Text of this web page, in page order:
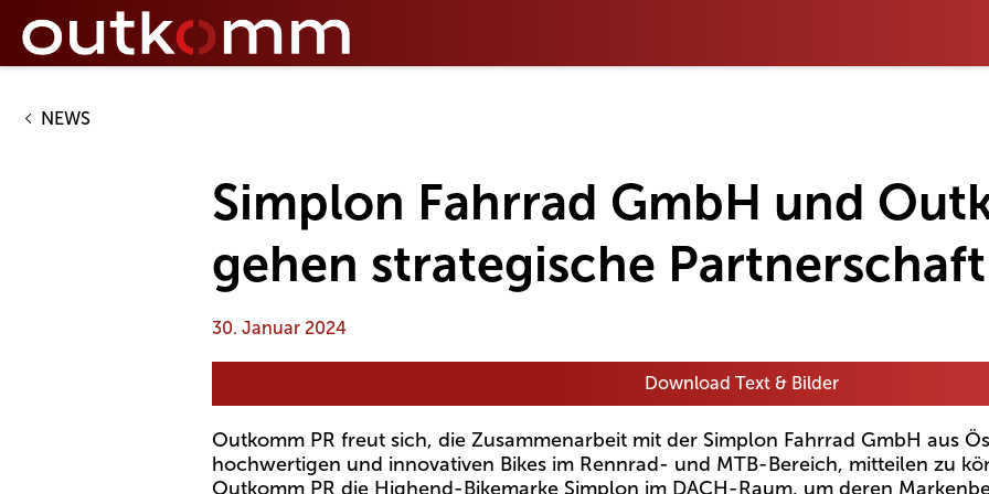
NEWS
Simplon Fahrrad GmbH und
gehen strategische
30. Januar 2024
Download Text & Bilder
Outkomm PR freut sich, die Zusammenarbeit mit der Simplon Fahrrad GmbH aus
hochwertigen und innovativen Bikes im Rennrad- und MTB-Bereich, mitteilen zu
Outkomm PR die Highend-Bikemarke Simplon im DACH-Raum, um deren